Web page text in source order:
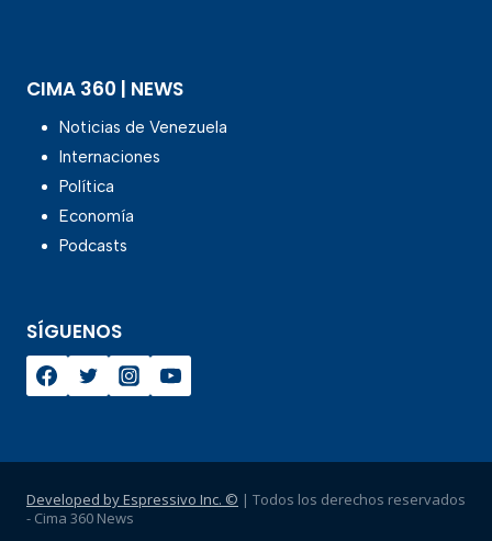
CIMA 360 | NEWS
Noticias de Venezuela
Internaciones
Política
Economía
Podcasts
SÍGUENOS
Developed by Espressivo Inc. © | Todos los derechos reservados
- Cima 360 News